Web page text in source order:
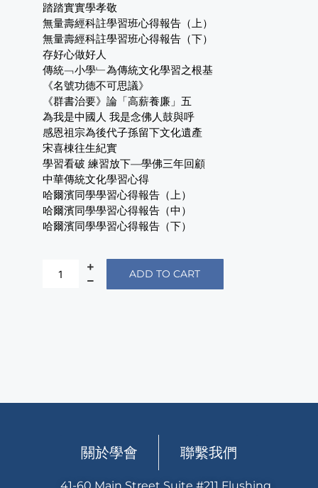
踏踏實實學孝敬
無量壽經科註學習班心得報告（上）
無量壽經科註學習班心得報告（下）
存好心做好人
傳統﹁小學﹂為傳統文化學習之根基
《名號功德不可思議》
《群書治要》論「高薪養廉」五
為我是中國人 我是念佛人鼓與呼
感恩祖宗為後代子孫留下文化遺產
宋喜棟往生紀實
學習看破 練習放下—學佛三年回顧
中華傳統文化學習心得
哈爾濱同學學習心得報告（上）
哈爾濱同學學習心得報告（中）
哈爾濱同學學習心得報告（下）
ADD TO CART
關於學會 聯繫我們